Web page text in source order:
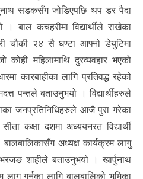
सडकसँग जोडिएपछि थप डर पैदा
बाल कचहरीमा विद्यार्थीले राखेका
चौकी २४ सै घण्टा आफ्नो डेयुटिमा
महिलामाथि दुरव्यवहार भएको
कारबाहीका लागि प्रतिवद्ध रहेको
पन्तले बताउनुभयो । विद्यार्थीहरुले
जनप्रतिनिधिहरुले आजै पुरा गरेका
कक्षा दशमा अध्ययनरत विद्यार्थी
अध्यक्ष कार्यक्रम लागु
शाहीले बताउनुभयो । खार्पुनाथ
लागु गर्नका लागि बालबालिको भूमिका